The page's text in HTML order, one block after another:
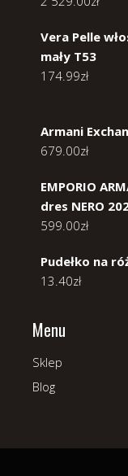
Vera Pelle
mały T53
174.99zł
Armani
679.00zł
EMPORIO
dres NERO
599.00zł
Pudełko na
13.40zł
Menu
Sklep
Blog